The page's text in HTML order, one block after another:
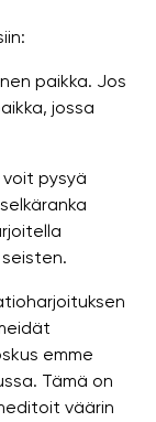
paikka. Jos
jossa
pysyä
emme
Tämä on
väärin